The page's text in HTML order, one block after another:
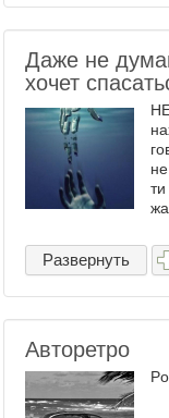
Даже не
хочет
Развернуть
Авторетро